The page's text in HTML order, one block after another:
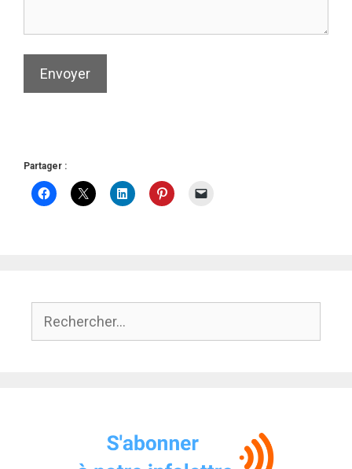
Envoyer
Partager :